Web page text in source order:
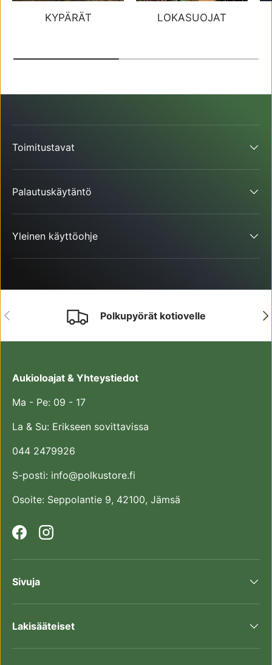
KYPÄRÄT LOKASUOJAT
Toimitustavat
Palautuskäytäntö
Yleinen käyttöohje
EDELLINEN Polkupyörät kotiovelle
Aukioloajat & Yhteystiedot
Ma - Pe: 09 - 17
La & Su: Erikseen sovittavissa
044 2479926
S-posti: info@polkustore.fi
Osoite: Seppolantie 9, 42100, Jämsä
FacebookInstagram
Sivuja
Lakisääteiset